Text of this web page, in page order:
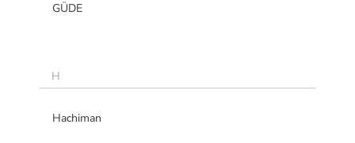
GÜDE
H
Hachiman